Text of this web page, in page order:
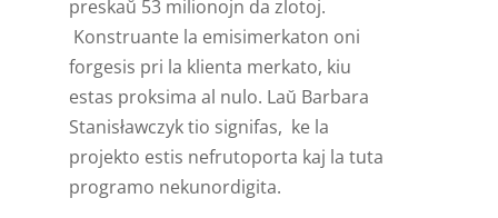
preskaŭ 53 milionojn da zlotoj.
Konstruante la emisimerkaton oni
forgesis pri la klienta merkato, kiu
estas proksima al nulo. Laŭ Barbara
Stanisławczyk tio signifas, ke la
projekto estis nefrutoporta kaj la tuta
programo nekunordigita.